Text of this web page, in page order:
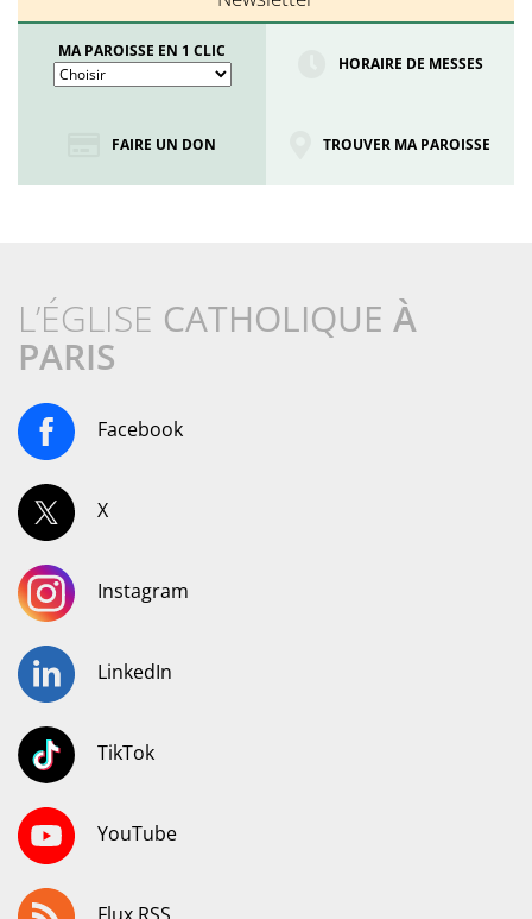
MA PAROISSE EN 1 CLIC
HORAIRE DE MESSES
FAIRE UN DON TROUVER MA PAROISSE
L’ÉGLISE CATHOLIQUE À
PARIS
Facebook
X
Instagram
LinkedIn
TikTok
YouTube